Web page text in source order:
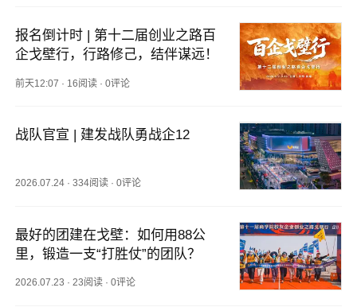
报名倒计时 | 第十二届创业之路百
企戈壁行，行路修己，结伴谋远！
前天12:07 · 16阅读 ·0评论
战队官宣 | 建发战队勇战企12
2026.07.24 ·334阅读 ·0评论
最好的团建在戈壁：如何用88公
里，锻造一支“打胜仗”的团队？
2026.07.23 ·23阅读 ·0评论